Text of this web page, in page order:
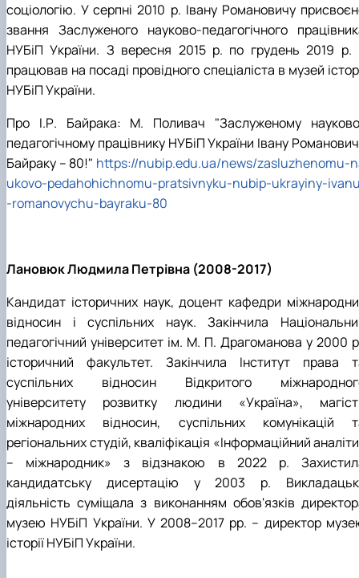
соціологію. У серпні 2010 р. Івану Романовичу
звання Заслуженого науково-педагогічного
НУБіП України. З вересня 2015 р. по грудень 2019 р.
працював на посаді провідного спеціаліста в музей
НУБіП України.
Про І.Р. Байрака: М. Поливач "Заслуженому
педагогічному працівнику НУБіП України Івану
Байраку – 80!" https://nubip.edu.ua/news/zasluzhenomu-
ukovo-pedahohichnomu-pratsivnyku-nubip-ukrayiny-
-romanovychu-bayraku-80
Лановюк Людмила Петрівна (2008-2017)
Кандидат історичних наук, доцент кафедри
відносин і суспільних наук. Закінчила
педагогічний університет ім. М. П. Драгоманова у 2000
історичний факультет. Закінчила Інститут права
суспільних відносин Відкритого
університету розвитку людини «Україна»,
міжнародних відносин, суспільних комунікацій
регіональних студій, кваліфікація «Інформаційний
– міжнародник» з відзнакою в 2022 р.
кандидатську дисертацію у 2003 р.
діяльність суміщала з виконанням обов'язків
музею НУБіП України. У 2008–2017 рр. – директор
історії НУБіП України.